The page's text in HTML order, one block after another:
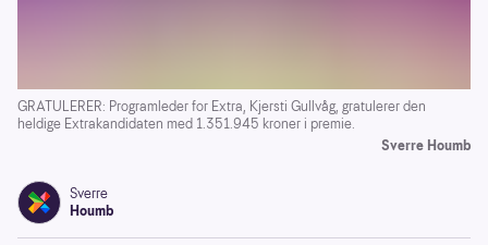
GRATULERER: Programleder for Extra, Kjersti Gullvåg, gratulerer den
heldige Extrakandidaten med 1.351.945 kroner i premie.
Sverre Houmb
Sverre
Houmb